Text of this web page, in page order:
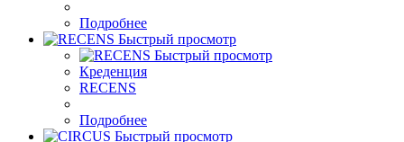
Подробнее
Быстрый просмотр
Быстрый просмотр
Креденция
RECENS
Подробнее
Быстрый просмотр